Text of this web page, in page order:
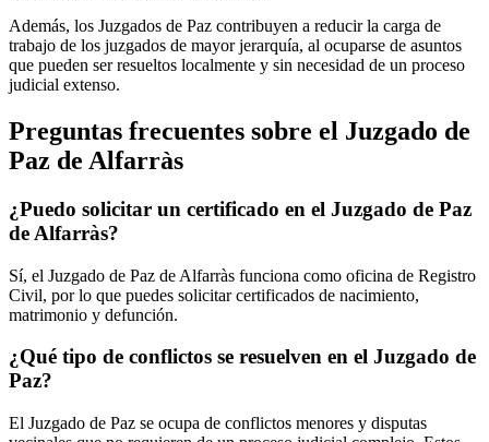
Además, los Juzgados de Paz contribuyen a reducir la carga de
trabajo de los juzgados de mayor jerarquía, al ocuparse de asuntos
que pueden ser resueltos localmente y sin necesidad de un proceso
judicial extenso.
Preguntas frecuentes sobre el Juzgado de
Paz de Alfarràs
¿Puedo solicitar un certificado en el Juzgado de Paz
de Alfarràs?
Sí, el Juzgado de Paz de Alfarràs funciona como oficina de Registro
Civil, por lo que puedes solicitar certificados de nacimiento,
matrimonio y defunción.
¿Qué tipo de conflictos se resuelven en el Juzgado de
Paz?
El Juzgado de Paz se ocupa de conflictos menores y disputas